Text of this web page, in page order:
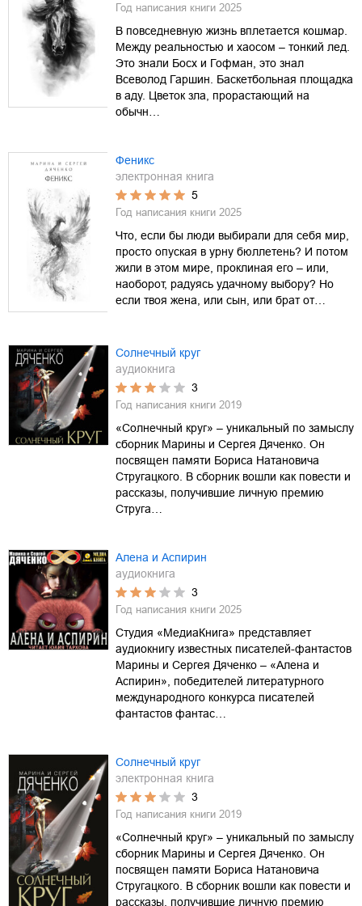
Год написания книги 2025
В повседневную жизнь вплетается кошмар.
Между реальностью и хаосом – тонкий лед.
Это знали Босх и Гофман, это знал
Всеволод Гаршин. Баскетбольная площадка
в аду. Цветок зла, прорастающий на
обычн…
Феникс
электронная книга
5
Год написания книги 2025
Что, если бы люди выбирали для себя мир,
просто опуская в урну бюллетень? И потом
жили в этом мире, проклиная его – или,
наоборот, радуясь удачному выбору? Но
если твоя жена, или сын, или брат от…
Солнечный круг
аудиокнига
3
Год написания книги 2019
«Солнечный круг» – уникальный по замыслу
сборник Марины и Сергея Дяченко. Он
посвящен памяти Бориса Натановича
Стругацкого. В сборник вошли как повести и
рассказы, получившие личную премию
Струга…
Алена и Аспирин
аудиокнига
3
Год написания книги 2025
Студия «МедиаКнига» представляет
аудиокнигу известных писателей-фантастов
Марины и Сергея Дяченко – «Алена и
Аспирин», победителей литературного
международного конкурса писателей
фантастов фантас…
Солнечный круг
электронная книга
3
Год написания книги 2019
«Солнечный круг» – уникальный по замыслу
сборник Марины и Сергея Дяченко. Он
посвящен памяти Бориса Натановича
Стругацкого. В сборник вошли как повести и
рассказы, получившие личную премию